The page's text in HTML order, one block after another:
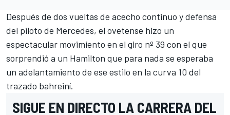
Después de dos vueltas de acecho continuo y defensa
del piloto de Mercedes, el ovetense hizo un
espectacular movimiento en el giro nº 39 con el que
sorprendió a un Hamilton que para nada se esperaba
un adelantamiento de ese estilo en la curva 10 del
trazado bahreiní.
SIGUE EN DIRECTO LA CARRERA DEL